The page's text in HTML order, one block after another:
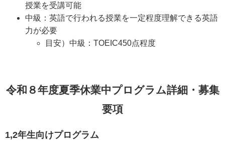
授業を受講可能
中級：英語で行われる授業を一定程度理解できる英語
力が必要
目安）中級：TOEIC450点程度
令和８年度夏季休業中プログラム詳細・募集
要項
1,2年生向けプログラム